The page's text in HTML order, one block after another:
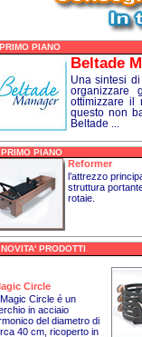
PIANO
Beltade
Una sintesi
organizzare
ottimizzare il
questo non
Beltade ...
PIANO
Reformer
l’attrezzo
struttura
rotaie.
PRODOTTI
Circle
Circle é un
in acciaio
del diametro di
40 cm, ricoperto in